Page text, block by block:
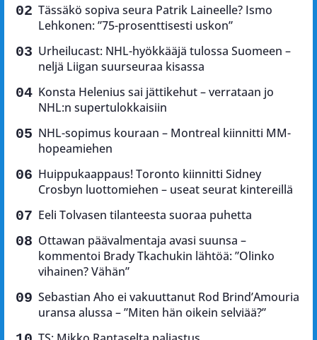
Tässäkö sopiva seura Patrik Laineelle? Ismo
Lehkonen: ”75-prosenttisesti uskon”
Urheilucast: NHL-hyökkääjä tulossa Suomeen –
neljä Liigan suurseuraa kisassa
Konsta Helenius sai jättikehut – verrataan jo
NHL:n supertulokkaisiin
NHL-sopimus kouraan – Montreal kiinnitti MM-
hopeamiehen
Huippukaappaus! Toronto kiinnitti Sidney
Crosbyn luottomiehen – useat seurat kintereillä
Eeli Tolvasen tilanteesta suoraa puhetta
Ottawan päävalmentaja avasi suunsa –
kommentoi Brady Tkachukin lähtöä: ”Olinko
vihainen? Vähän”
Sebastian Aho ei vakuuttanut Rod Brind’Amouria
uransa alussa – ”Miten hän oikein selviää?”